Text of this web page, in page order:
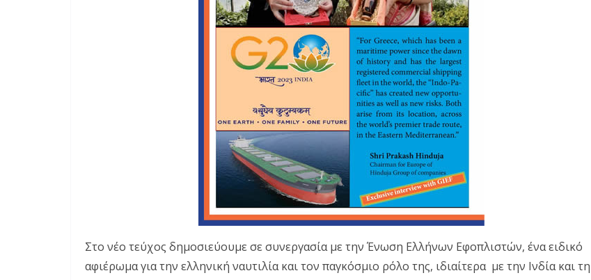
Στο νέο τεύχος δημοσιεύουμε σε συνεργασία με την Ένωση Ελλήνων Εφοπλιστών, ένα ειδικό
αφιέρωμα για την ελληνική ναυτιλία και τον παγκόσμιο ρόλο της, ιδιαίτερα με την Ινδία και τη